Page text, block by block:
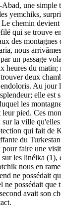
une simple
yemchiks,
chemin
qui se trouve
des
nous
un passage
heures du matin;
deux
endoloris. Au
elle est
les
pied. Ces
la ville
qui fait de
du
faire une
les linéika (1),
nous en
ne possédait
ne possédait
avait son